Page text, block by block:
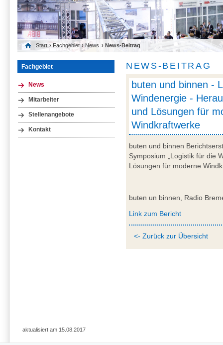
Start › Fachgebiet › News › News-Beitrag
Fachgebiet
News
Mitarbeiter
Stellenangebote
Kontakt
NEWS-BEITRAG
buten und binnen -
Windenergie -
und Lösungen für
Windkraftwerke
buten und binnen
Symposium „Logistik für die
Lösungen für moderne
buten un binnen, Radio
Link zum Bericht
<- Zurück zur Übersicht
aktualisiert am 15.08.2017